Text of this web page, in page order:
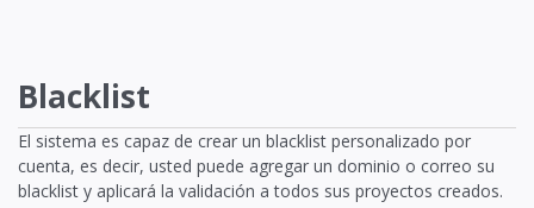
Blacklist
El sistema es capaz de crear un blacklist personalizado por
cuenta, es decir, usted puede agregar un dominio o correo su
blacklist y aplicará la validación a todos sus proyectos creados.